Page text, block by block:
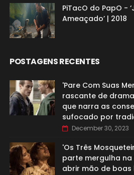
PiTacO do PapO -
Ameaçado’ | 2018
POSTAGENS RECENTES
'Pare Com Suas
rascante de
que narra as
sufocado por
December 30, 2023
'Os Três
parte mergulha
abrir mão de boas